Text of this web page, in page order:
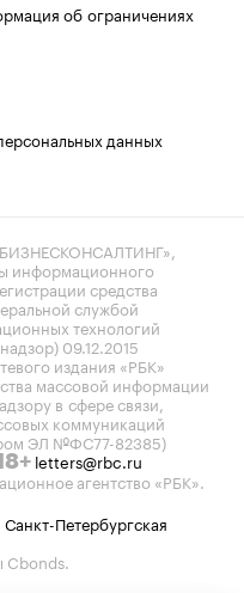
об ограничениях
данных
информационного
средства
службой
технологий
09.12.2015
издания «РБК»
массовой информации
в сфере связи,
коммуникаций
ЭЛ №ФС77-82385)
letters@rbc.ru
агентство «РБК».
Санкт-Петербургская
Cbonds.